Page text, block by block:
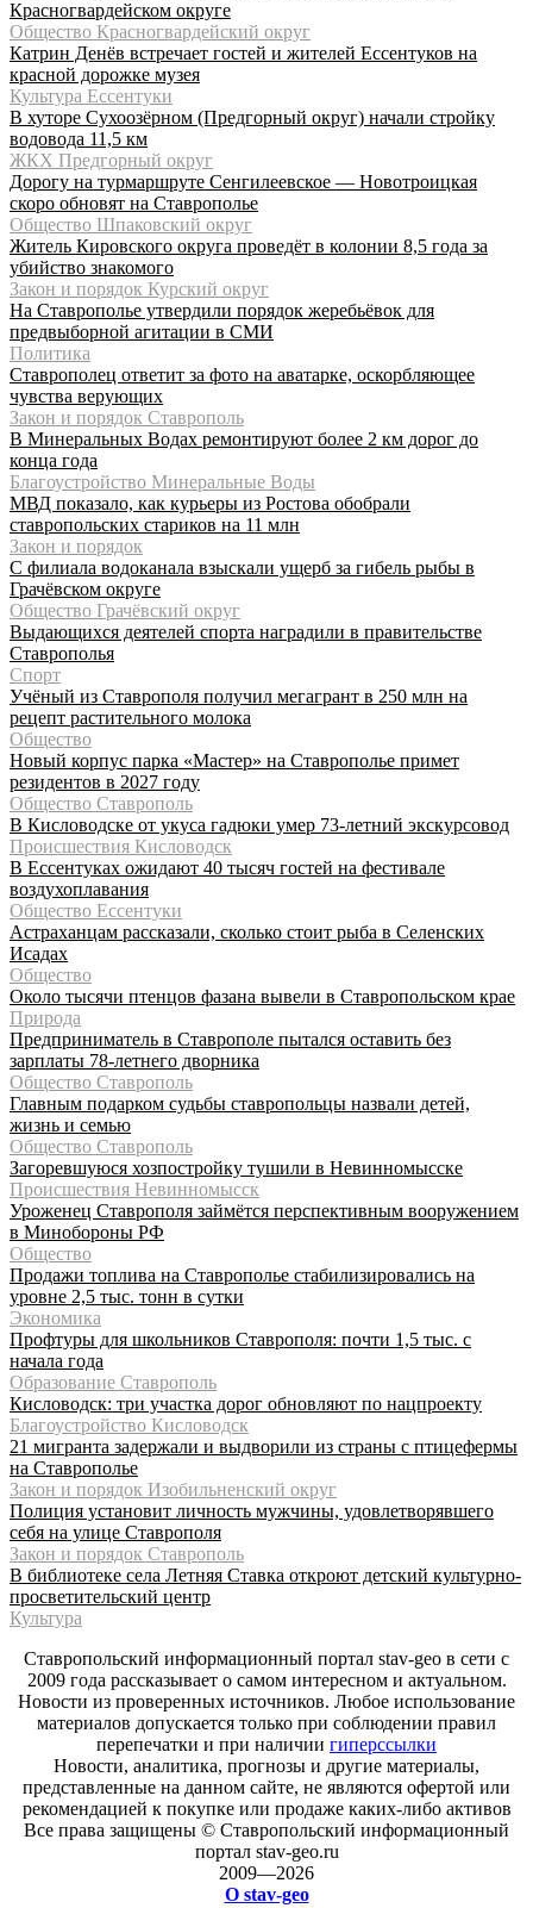
Красногвардейском округе
Общество Красногвардейский округ
Катрин Денёв встречает гостей и жителей Ессентуков на
красной дорожке музея
Культура Ессентуки
В хуторе Сухоозёрном (Предгорный округ) начали стройку
водовода 11,5 км
ЖКХ Предгорный округ
Дорогу на турмаршруте Сенгилеевское — Новотроицкая
скоро обновят на Ставрополье
Общество Шпаковский округ
Житель Кировского округа проведёт в колонии 8,5 года за
убийство знакомого
Закон и порядок Курский округ
На Ставрополье утвердили порядок жеребьёвок для
предвыборной агитации в СМИ
Политика
Ставрополец ответит за фото на аватарке, оскорбляющее
чувства верующих
Закон и порядок Ставрополь
В Минеральных Водах ремонтируют более 2 км дорог до
конца года
Благоустройство Минеральные Воды
МВД показало, как курьеры из Ростова обобрали
ставропольских стариков на 11 млн
Закон и порядок
С филиала водоканала взыскали ущерб за гибель рыбы в
Грачёвском округе
Общество Грачёвский округ
Выдающихся деятелей спорта наградили в правительстве
Ставрополья
Спорт
Учёный из Ставрополя получил мегагрант в 250 млн на
рецепт растительного молока
Общество
Новый корпус парка «Мастер» на Ставрополье примет
резидентов в 2027 году
Общество Ставрополь
В Кисловодске от укуса гадюки умер 73-летний экскурсовод
Происшествия Кисловодск
В Ессентуках ожидают 40 тысяч гостей на фестивале
воздухоплавания
Общество Ессентуки
Астраханцам рассказали, сколько стоит рыба в Селенских
Исадах
Общество
Около тысячи птенцов фазана вывели в Ставропольском крае
Природа
Предприниматель в Ставрополе пытался оставить без
зарплаты 78-летнего дворника
Общество Ставрополь
Главным подарком судьбы ставропольцы назвали детей,
жизнь и семью
Общество Ставрополь
Загоревшуюся хозпостройку тушили в Невинномысске
Происшествия Невинномысск
Уроженец Ставрополя займётся перспективным вооружением
в Минобороны РФ
Общество
Продажи топлива на Ставрополье стабилизировались на
уровне 2,5 тыс. тонн в сутки
Экономика
Профтуры для школьников Ставрополя: почти 1,5 тыс. с
начала года
Образование Ставрополь
Кисловодск: три участка дорог обновляют по нацпроекту
Благоустройство Кисловодск
21 мигранта задержали и выдворили из страны с птицефермы
на Ставрополье
Закон и порядок Изобильненский округ
Полиция установит личность мужчины, удовлетворявшего
себя на улице Ставрополя
Закон и порядок Ставрополь
В библиотеке села Летняя Ставка откроют детский культурно-
просветительский центр
Культура
Ставропольский информационный портал stav-geo в сети с
2009 года рассказывает о самом интересном и актуальном.
Новости из проверенных источников. Любое использование
материалов допускается только при соблюдении правил
перепечатки и при наличии гиперссылки
Новости, аналитика, прогнозы и другие материалы,
представленные на данном сайте, не являются офертой или
рекомендацией к покупке или продаже каких-либо активов
Все права защищены © Ставропольский информационный
портал stav-geo.ru
2009—2026
О stav-geo